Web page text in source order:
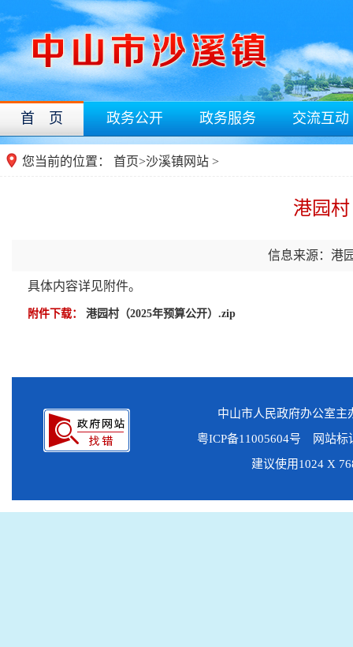
首 页 政务公开 政务服务 交流互动
您当前的位置： 首页>沙溪镇网站 >
港园
信息来源：港
具体内容详见附件。
附件下载： 港园村（2025年预算公开）.zip
中山市人民政府办公室
粤ICP备11005604号 网站标
建议使用1024 X